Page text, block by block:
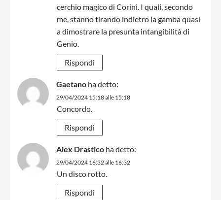
cerchio magico di Corini. I quali, secondo
me, stanno tirando indietro la gamba quasi
a dimostrare la presunta intangibilità di
Genio.
Rispondi
Gaetano ha detto:
29/04/2024 15:18 alle 15:18
Concordo.
Rispondi
Alex Drastico ha detto:
29/04/2024 16:32 alle 16:32
Un disco rotto.
Rispondi